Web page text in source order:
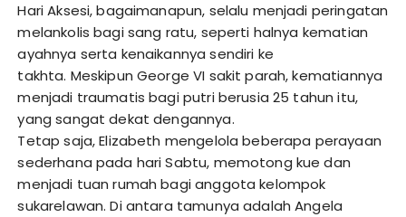
Hari Aksesi, bagaimanapun, selalu menjadi peringatan
melankolis bagi sang ratu, seperti halnya kematian
ayahnya serta kenaikannya sendiri ke
takhta. Meskipun George VI sakit parah, kematiannya
menjadi traumatis bagi putri berusia 25 tahun itu,
yang sangat dekat dengannya.
Tetap saja, Elizabeth mengelola beberapa perayaan
sederhana pada hari Sabtu, memotong kue dan
menjadi tuan rumah bagi anggota kelompok
sukarelawan. Di antara tamunya adalah Angela